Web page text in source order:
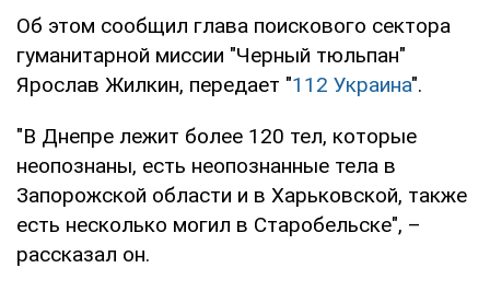
Об этом сообщил глава поискового сектора
гуманитарной миссии "Черный тюльпан"
Ярослав Жилкин, передает "112 Украина".
"В Днепре лежит более 120 тел, которые
неопознаны, есть неопознанные тела в
Запорожской области и в Харьковской, также
есть несколько могил в Старобельске", –
рассказал он.